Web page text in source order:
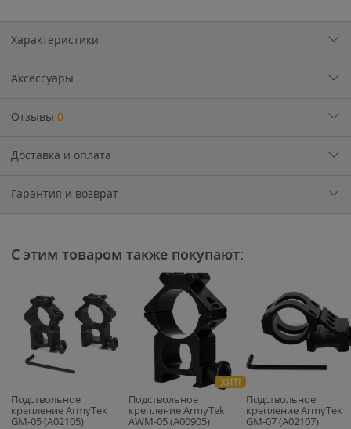
Характеристики
Аксессуары
Отзывы 0
Доставка и оплата
Гарантия и возврат
С этим товаром также покупают:
Подствольное
крепление ArmyTek
GM-05 (A02105)
ХИТ!
Подствольное
крепление ArmyTek
AWM-05 (A00905)
Подствольное
крепление ArmyTek
GM-07 (A02107)